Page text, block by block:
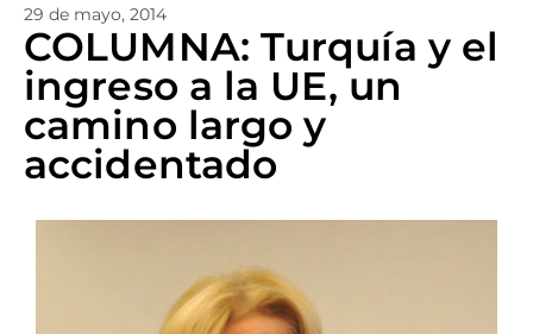
29 de mayo, 2014
COLUMNA: Turquía y el
ingreso a la UE, un
camino largo y
accidentado